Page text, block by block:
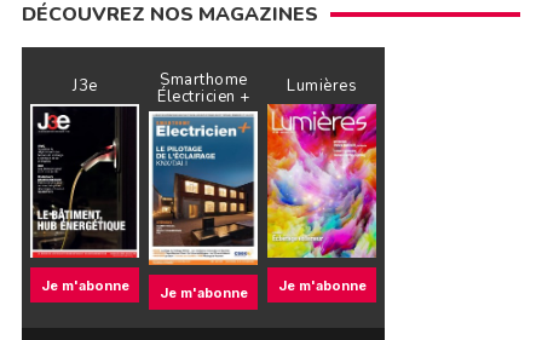
DÉCOUVREZ NOS MAGAZINES
J3e
Je m'abonne
Smarthome
Électricien +
Je m'abonne
Lumières
Je m'abonne